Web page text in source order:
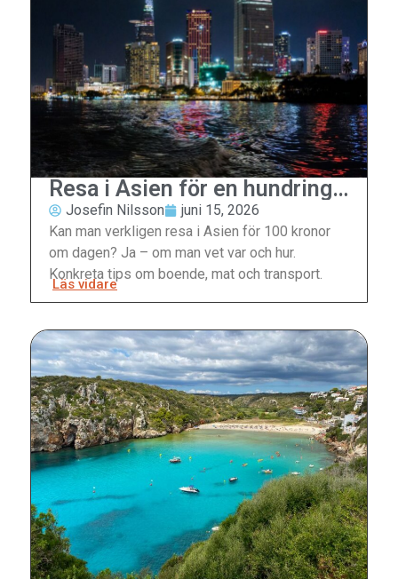
Resa i Asien för en hundring
om dagen
Josefin Nilsson
juni 15, 2026
Kan man verkligen resa i Asien för 100 kronor
om dagen? Ja – om man vet var och hur.
Konkreta tips om boende, mat och transport.
Läs vidare